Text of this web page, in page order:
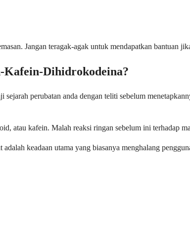
Jangan teragak-agak untuk mendapatkan bantuan
Kafein-Dihidrokodeina?
perubatan anda dengan teliti sebelum
atau kafein. Malah reaksi ringan sebelum ini terhadap
keadaan utama yang biasanya menghalang